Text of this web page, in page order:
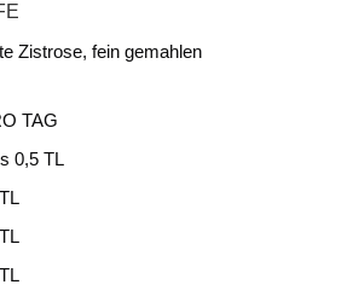
Zistrose, fein gemahlen
TAG
0,5 TL